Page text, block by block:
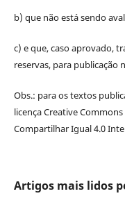
b) que não está sendo
c) e que, caso aprovado,
reservas, para publicação
Obs.: para os textos
licença Creative
Compartilhar Igual 4.0
Artigos mais lidos